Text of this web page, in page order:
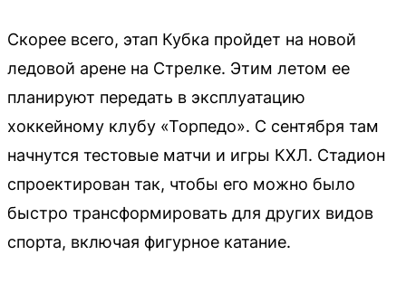
Скорее всего, этап Кубка пройдет на новой
ледовой арене на Стрелке. Этим летом ее
планируют передать в эксплуатацию
хоккейному клубу «Торпедо». С сентября там
начнутся тестовые матчи и игры КХЛ. Стадион
спроектирован так, чтобы его можно было
быстро трансформировать для других видов
спорта, включая фигурное катание.